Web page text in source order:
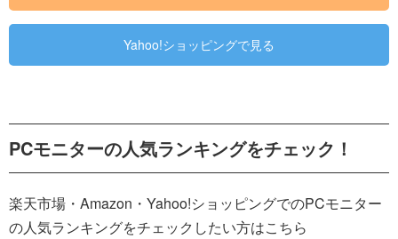
Yahoo!ショッピングで見る
PCモニターの人気ランキングをチェック！
楽天市場・Amazon・Yahoo!ショッピングでのPCモニター
の人気ランキングをチェックしたい方はこちら